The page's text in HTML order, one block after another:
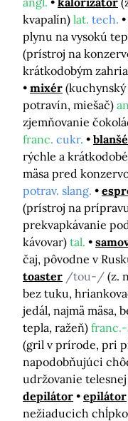
kvapalín) lat. tech.
plynu na vysokú
(prístroj na
krátkodobým
mixér
potravín, miešač)
zjemňovanie
franc. cukr.
rýchle a
mäsa pred
potrav. slang.
(prístroj na
prekvapkávanie
kávovar) tal.
čaj, pôvodne v
toaster /tou-/ (z.
bez tuku,
jedál, najmä mäsa,
tepla, ražeň)
(gril v prírode, pri
napodobňujúci
udržovanie
depilátor
epilátor
nežiaducich